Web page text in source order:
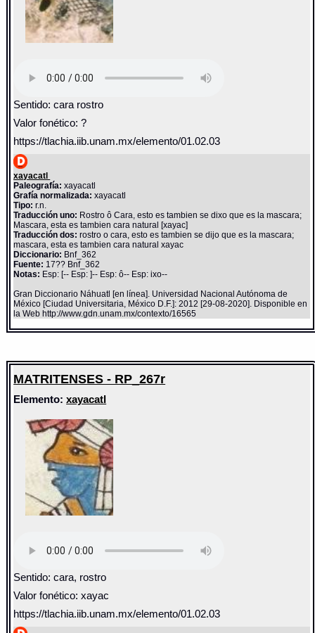
Sentido: cara rostro
Valor fonético: ?
https://tlachia.iib.unam.mx/elemento/01.02.03
xayacatl
Paleografía: xayacatl
Grafía normalizada: xayacatl
Tipo: r.n.
Traducción uno: Rostro ô Cara, esto es tambien se dixo que es la mascara;
Mascara, esta es tambien cara natural [xayac]
Traducción dos: rostro o cara, esto es tambien se dijo que es la mascara;
mascara, esta es tambien cara natural xayac
Diccionario: Bnf_362
Fuente: 17?? Bnf_362
Notas: Esp: [-- Esp: ]-- Esp: ô-- Esp: ixo--
Gran Diccionario Náhuatl [en línea]. Universidad Nacional Autónoma de
México [Ciudad Universitaria, México D.F.]: 2012 [29-08-2020]. Disponible en
la Web http://www.gdn.unam.mx/contexto/16565
MATRITENSES - RP_267r
Elemento:xayacatl
Sentido: cara, rostro
Valor fonético: xayac
https://tlachia.iib.unam.mx/elemento/01.02.03